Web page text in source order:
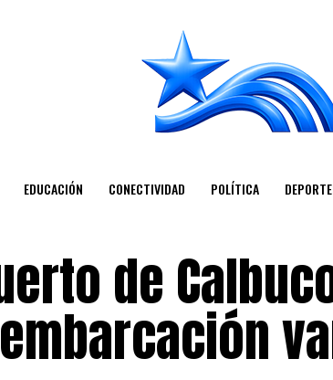
EDUCACIÓN CONECTIVIDAD POLÍTICA
de